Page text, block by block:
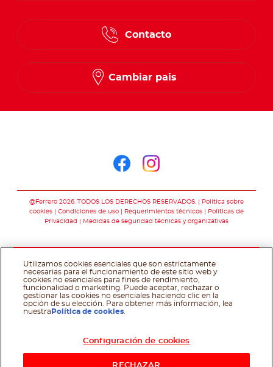
Contacto
Cambiar pais
@Ferrero 2026. TODOS LOS DERECHOS RESERVADOS.
Política sobre
cookies
Condiciones de uso Requerimientos técnicos
Polìticas de
Privacidad
Medidas de seguridad técnicas y organizativas
Utilizamos cookies esenciales que son estrictamente
necesarias para el funcionamiento de este sitio web y
cookies no esenciales para fines de rendimiento,
funcionalidad o marketing. Puede aceptar, rechazar o
gestionar las cookies no esenciales haciendo clic en la
opción de su elección. Para obtener más información, lea
nuestra Política de cookies
Configuración de cookies